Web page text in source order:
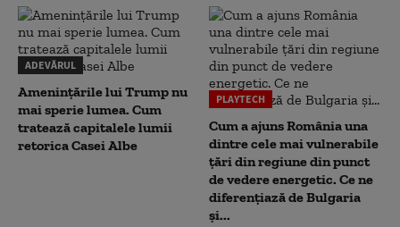
ADEVĂRUL
Amenințările lui Trump nu
mai sperie lumea. Cum
tratează capitalele lumii
retorica Casei Albe
PLAYTECH
Cum a ajuns România una
dintre cele mai vulnerabile
țări din regiune din punct
de vedere energetic. Ce ne
diferențiază de Bulgaria
și...